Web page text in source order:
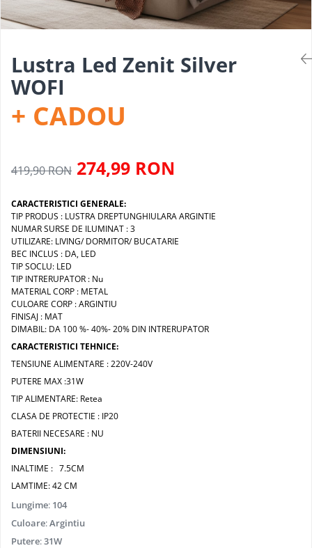
Sina Magnetica Slim
Iluminat stradal
Lustra Led Zenit Silver
WOFI
+ CADOU
419,90 RON 274,99 RON
CARACTERISTICI GENERALE:
TIP PRODUS : LUSTRA DREPTUNGHIULARA ARGINTIE
NUMAR SURSE DE ILUMINAT : 3
UTILIZARE: LIVING/ DORMITOR/ BUCATARIE
BEC INCLUS : DA, LED
TIP SOCLU: LED
TIP INTRERUPATOR : Nu
MATERIAL CORP : METAL
CULOARE CORP : ARGINTIU
FINISAJ : MAT
DIMABIL: DA 100 %- 40%- 20% DIN INTRERUPATOR
CARACTERISTICI TEHNICE:
TENSIUNE ALIMENTARE : 220V-240V
PUTERE MAX :31W
TIP ALIMENTARE: Retea
CLASA DE PROTECTIE : IP20
BATERII NECESARE : NU
DIMENSIUNI:
INALTIME : 7.5CM
LAMTIME: 42 CM
Lungime: 104
Culoare:Argintiu
Putere:31W